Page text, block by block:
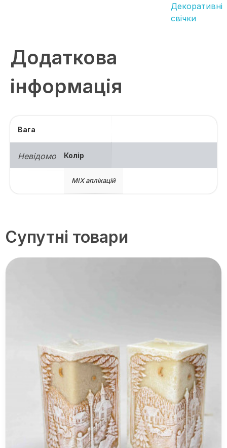
Декоративні
свічки
Додаткова
інформація
Вага
Невідомо Колір
МІХ аплікацій
Супутні товари